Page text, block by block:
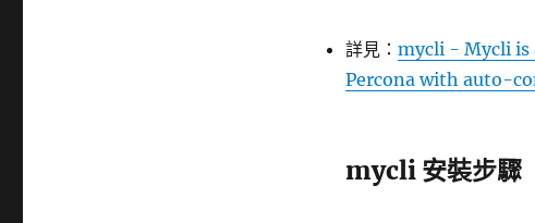
詳見： mycli - Mycli is
Percona with auto-
mycli 安裝步驟